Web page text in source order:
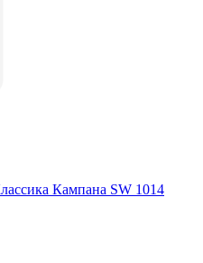
Кампана SW 1014